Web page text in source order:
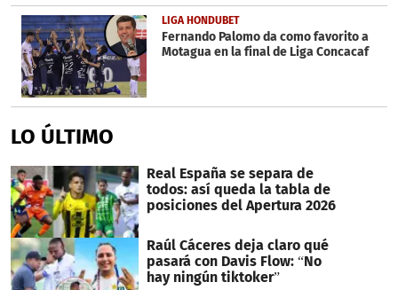
LIGA HONDUBET
Fernando Palomo da como favorito a
Motagua en la final de Liga Concacaf
LO ÚLTIMO
Real España se separa de
todos: así queda la tabla de
posiciones del Apertura 2026
Raúl Cáceres deja claro qué
pasará con Davis Flow: “No
hay ningún tiktoker”